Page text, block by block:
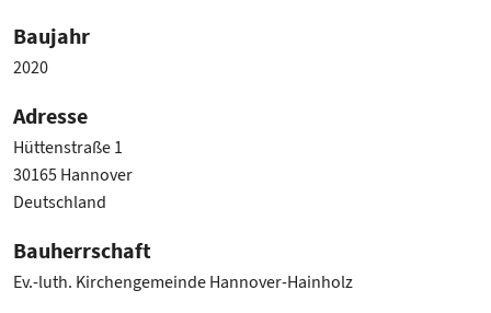
Baujahr
2020
Adresse
Hüttenstraße 1
30165 Hannover
Deutschland
Bauherrschaft
Ev.-luth. Kirchengemeinde Hannover-Hainholz